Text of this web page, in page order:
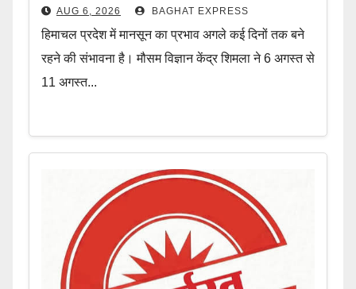
AUG 6, 2026 BAGHAT EXPRESS
हिमाचल प्रदेश में मानसून का प्रभाव अगले कई दिनों तक बने
रहने की संभावना है। मौसम विज्ञान केंद्र शिमला ने 6 अगस्त से
11 अगस्त...